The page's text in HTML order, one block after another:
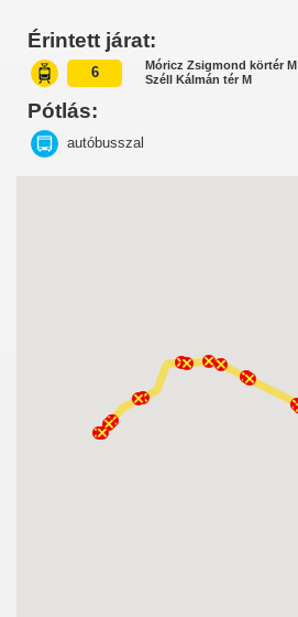
Érintett járat:
6
Móricz Zsigmond körtér M
Széll Kálmán tér M
Pótlás:
autóbusszal